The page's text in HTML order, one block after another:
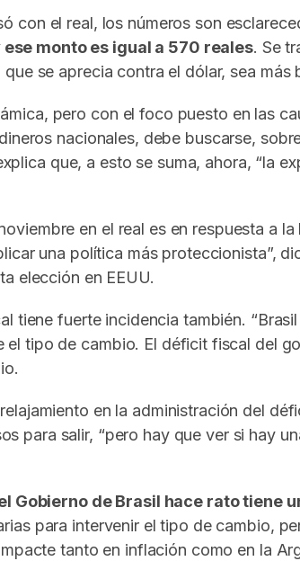
con el real, los números son
ese monto es igual a 570 reales. Se
se aprecia contra el dólar, sea más
pero con el foco puesto en las
nacionales, debe buscarse,
que, a esto se suma, ahora, “la
en el real es en respuesta
una política más proteccionista”,
elección en EEUU.
tiene fuerte incidencia también.
tipo de cambio. El déficit fiscal del
en la administración del
para salir, “pero hay que ver si hay
Gobierno de Brasil hace rato tiene
para intervenir el tipo de cambio,
tanto en inflación como en la